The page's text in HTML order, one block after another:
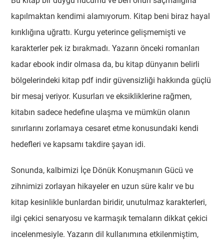
kapılmaktan kendimi alamıyorum. Kitap beni biraz hayal
kırıklığına uğrattı. Kurgu yeterince gelişmemişti ve
karakterler pek iz bırakmadı. Yazarın önceki romanları
kadar ebook indir olmasa da, bu kitap dünyanın belirli
bölgelerindeki kitap pdf indir güvensizliği hakkında güçlü
bir mesaj veriyor. Kusurları ve eksikliklerine rağmen,
kitabın sadece hedefine ulaşma ve mümkün olanın
sınırlarını zorlamaya cesaret etme konusundaki kendi
hedefleri ve kapsamı takdire şayan idi.
Sonunda, kalbimizi İçe Dönük Konuşmanın Gücü ve
zihnimizi zorlayan hikayeler en uzun süre kalır ve bu
kitap kesinlikle bunlardan biridir, unutulmaz karakterleri,
ilgi çekici senaryosu ve karmaşık temaların dikkat çekici
incelenmesiyle. Yazarın dil kullanımına etkilenmiştim,